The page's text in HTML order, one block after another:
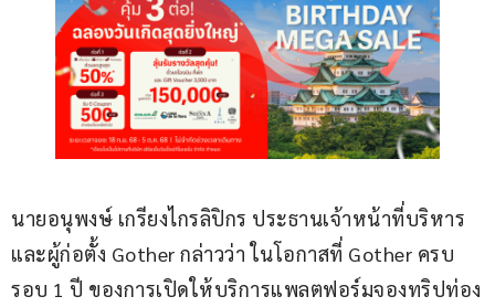
นายอนุพงษ์ เกรียงไกรลิปิกร ประธานเจ้าหน้าที่บริหาร
และผู้ก่อตั้ง Gother กล่าวว่า ในโอกาสที่ Gother ครบ
รอบ 1 ปี ของการเปิดให้บริการแพลตฟอร์มจองทริปท่อง